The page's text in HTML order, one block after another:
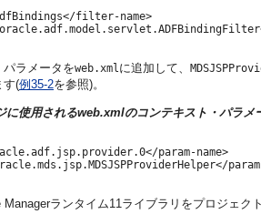
filter-name>
ラメータをweb.xmlに追加して、
す(例35-2を参照)。
に使用されるweb.xmlのコンテキスト・パラメ
param-name>
ランタイム11ライブラリをプロジェク